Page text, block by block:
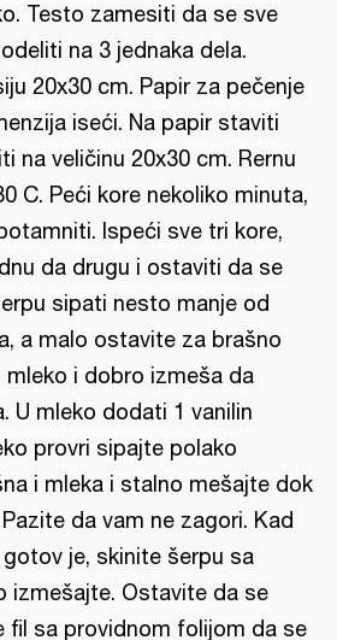
Testo zamesiti da se sve
na 3 jednaka dela.
20x30 cm. Papir za pečenje
iseći. Na papir staviti
na veličinu 20x30 cm. Rernu
C. Peći kore nekoliko minuta,
Ispeći sve tri kore,
da drugu i ostaviti da se
sipati nesto manje od
a malo ostavite za brašno
mleko i dobro izmeša da
U mleko dodati 1 vanilin
provri sipajte polako
i mleka i stalno mešajte dok
da vam ne zagori. Kad
je, skinite šerpu sa
izmešajte. Ostavite da se
fil sa providnom folijom da se